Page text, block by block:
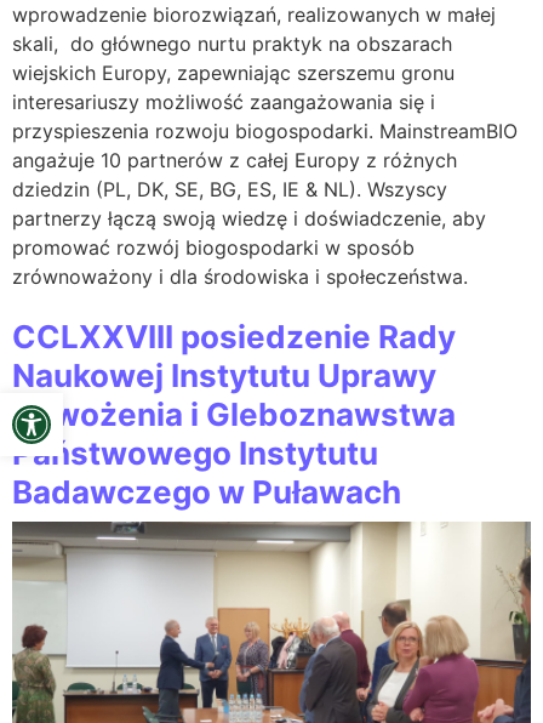
Open toolbar
wprowadzenie biorozwiązań, realizowanych w małej
skali, do głównego nurtu praktyk na obszarach
wiejskich Europy, zapewniając szerszemu gronu
interesariuszy możliwość zaangażowania się i
przyspieszenia rozwoju biogospodarki. MainstreamBIO
angażuje 10 partnerów z całej Europy z różnych
dziedzin (PL, DK, SE, BG, ES, IE & NL). Wszyscy
partnerzy łączą swoją wiedzę i doświadczenie, aby
promować rozwój biogospodarki w sposób
zrównoważony i dla środowiska i społeczeństwa.
CCLXXVIII posiedzenie Rady
Naukowej Instytutu Uprawy
Nawożenia i Gleboznawstwa
Państwowego Instytutu
Badawczego w Puławach